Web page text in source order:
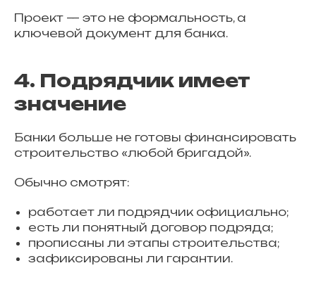
Проект — это не формальность, а
ключевой документ для банка.
4. Подрядчик имеет
значение
Банки больше не готовы финансировать
строительство «любой бригадой».
Обычно смотрят:
работает ли подрядчик официально;
есть ли понятный договор подряда;
прописаны ли этапы строительства;
зафиксированы ли гарантии.